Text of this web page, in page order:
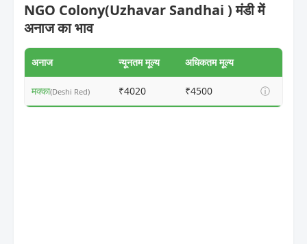
NGO Colony(Uzhavar Sandhai ) मंडी में
अनाज का भाव
अनाज न्यूनतम मूल्य अधिकतम मूल्य
मक्का(Deshi Red) ₹4020 ₹4500 ⓘ